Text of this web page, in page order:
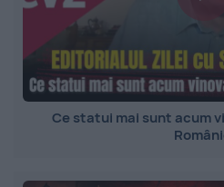
Ce statui mai sunt acum